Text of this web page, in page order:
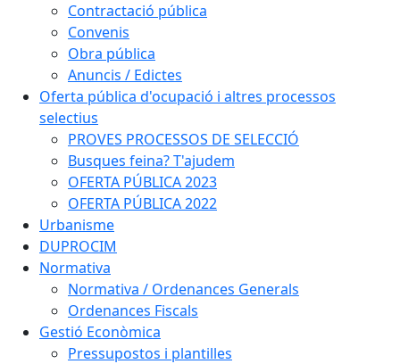
Contractació pública
Convenis
Obra pública
Anuncis / Edictes
Oferta pública d'ocupació i altres processos
selectius
PROVES PROCESSOS DE SELECCIÓ
Busques feina? T'ajudem
OFERTA PÚBLICA 2023
OFERTA PÚBLICA 2022
Urbanisme
DUPROCIM
Normativa
Normativa / Ordenances Generals
Ordenances Fiscals
Gestió Econòmica
Pressupostos i plantilles